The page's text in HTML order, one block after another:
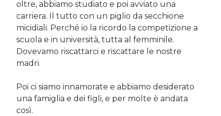
Archivi
oltre, abbiamo studiato e poi avviato una
carriera. Il tutto con un piglio da secchione
micidiali. Perché io la ricordo la competizione a
scuola e in università, tutta al femminile.
Dovevamo riscattarci e riscattare le nostre
madri.
Poi ci siamo innamorate e abbiamo desiderato
una famiglia e dei figli, e per molte è andata
così.